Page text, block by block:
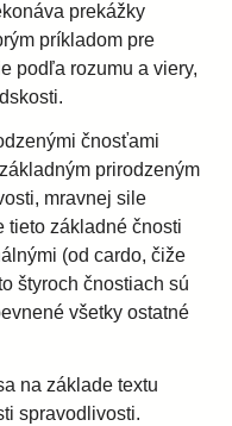
prekážky
príkladom pre
podľa rozumu a viery,
čnosťami
prirodzeným
mravnej sile
tieto základné čnosti
(od cardo, čiže
štyroch čnostiach sú
všetky ostatné
na základe textu
spravodlivosti.